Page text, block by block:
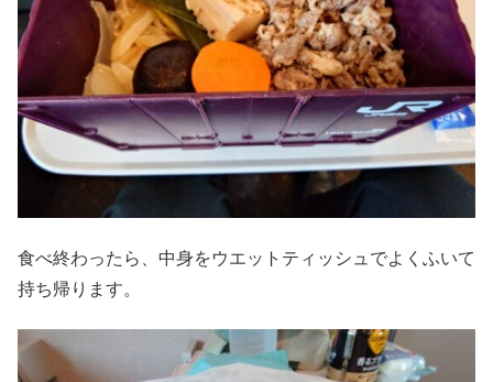
食べ終わったら、中身をウエットティッシュでよくふいて
持ち帰ります。